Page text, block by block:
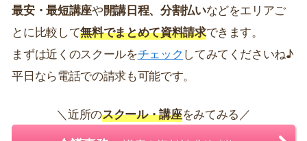
最安・最短講座や開講日程、分割払いなどをエリアご
とに比較して無料でまとめて資料請求できます。
まずは近くのスクールをチェック してみてくださいね♪
平日なら電話での請求も可能です。
＼近所のスクール・講座をみてみる／